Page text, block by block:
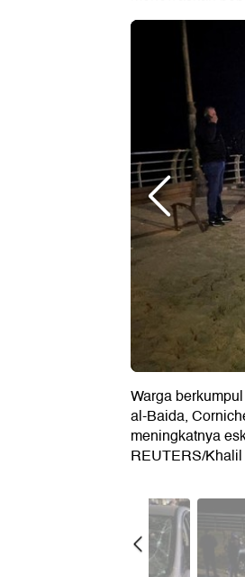
Warga
al-Baida,
meningkatnya
REUTERS/